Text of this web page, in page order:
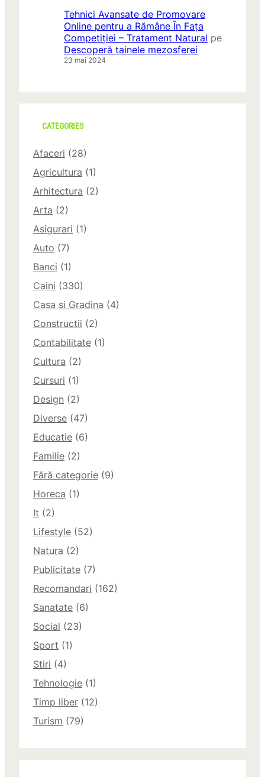
Tehnici Avansate de Promovare
Online pentru a Rămâne În Fața
Competiției – Tratament Natural pe
Descoperă tainele mezosferei
23 mai 2024
CATEGORIES
Afaceri (28)
Agricultura (1)
Arhitectura (2)
Arta (2)
Asigurari (1)
Auto (7)
Banci (1)
Caini (330)
Casa si Gradina (4)
Constructii (2)
Contabilitate (1)
Cultura (2)
Cursuri (1)
Design (2)
Diverse (47)
Educatie (6)
Familie (2)
Fără categorie (9)
Horeca (1)
It (2)
Lifestyle (52)
Natura (2)
Publicitate (7)
Recomandari (162)
Sanatate (6)
Social (23)
Sport (1)
Stiri (4)
Tehnologie (1)
Timp liber (12)
Turism (79)